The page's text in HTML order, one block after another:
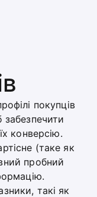
покупців
конверсію.
(таке як
пробний
такі як